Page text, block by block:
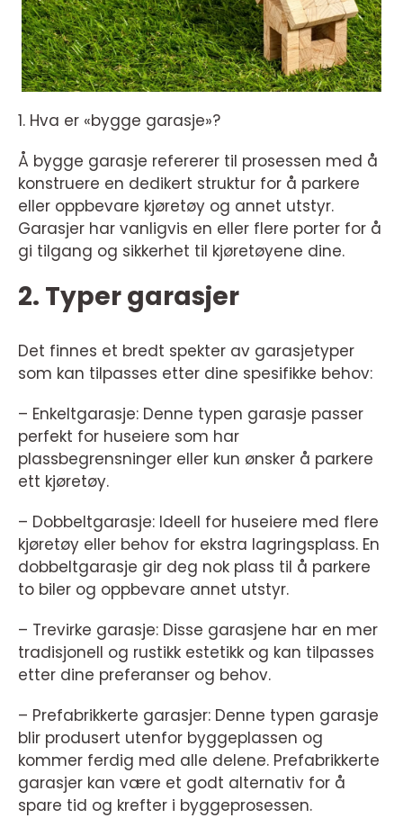
1. Hva er «bygge garasje»?
Å bygge garasje refererer til prosessen med å
konstruere en dedikert struktur for å parkere
eller oppbevare kjøretøy og annet utstyr.
Garasjer har vanligvis en eller flere porter for å
gi tilgang og sikkerhet til kjøretøyene dine.
2. Typer garasjer
Det finnes et bredt spekter av garasjetyper
som kan tilpasses etter dine spesifikke behov:
– Enkeltgarasje: Denne typen garasje passer
perfekt for huseiere som har
plassbegrensninger eller kun ønsker å parkere
ett kjøretøy.
– Dobbeltgarasje: Ideell for huseiere med flere
kjøretøy eller behov for ekstra lagringsplass. En
dobbeltgarasje gir deg nok plass til å parkere
to biler og oppbevare annet utstyr.
– Trevirke garasje: Disse garasjene har en mer
tradisjonell og rustikk estetikk og kan tilpasses
etter dine preferanser og behov.
– Prefabrikkerte garasjer: Denne typen garasje
blir produsert utenfor byggeplassen og
kommer ferdig med alle delene. Prefabrikkerte
garasjer kan være et godt alternativ for å
spare tid og krefter i byggeprosessen.